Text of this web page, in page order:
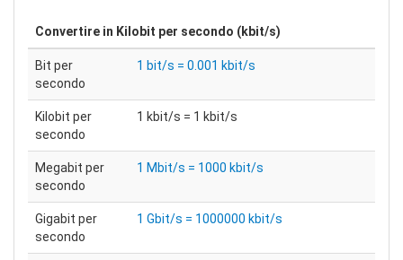
Convertire in Kilobit per secondo (kbit/s)
Bit per
secondo
1 bit/s = 0.001 kbit/s
Kilobit per
secondo
1 kbit/s = 1 kbit/s
Megabit per
secondo
1 Mbit/s = 1000 kbit/s
Gigabit per
secondo
1 Gbit/s = 1000000 kbit/s